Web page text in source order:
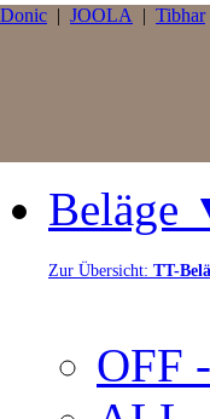
Donic | JOOLA | Tibhar
Beläge
Zur Übersicht: TT-
OFF